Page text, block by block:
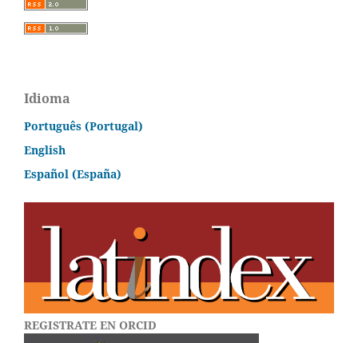
Idioma
Português (Portugal)
English
Español (España)
REGISTRATE EN ORCID